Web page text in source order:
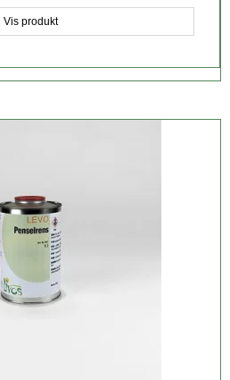
Vis produkt